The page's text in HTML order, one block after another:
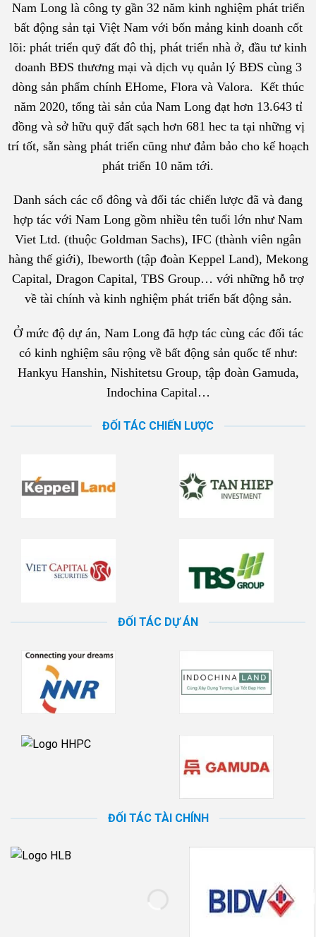
Nam Long là công ty gần 32 năm kinh nghiệm phát triển
bất động sản tại Việt Nam với bốn mảng kinh doanh cốt
lõi: phát triển quỹ đất đô thị, phát triển nhà ở, đầu tư kinh
doanh BĐS thương mại và dịch vụ quản lý BĐS cùng 3
dòng sản phẩm chính EHome, Flora và Valora. Kết thúc
năm 2020, tổng tài sản của Nam Long đạt hơn 13.643 tỉ
đồng và sở hữu quỹ đất sạch hơn 681 hec ta tại những vị
trí tốt, sẵn sàng phát triển cũng như đảm bảo cho kế hoạch
phát triển 10 năm tới.
Danh sách các cổ đông và đối tác chiến lược đã và đang
hợp tác với Nam Long gồm nhiều tên tuổi lớn như Nam
Viet Ltd. (thuộc Goldman Sachs), IFC (thành viên ngân
hàng thế giới), Ibeworth (tập đoàn Keppel Land), Mekong
Capital, Dragon Capital, TBS Group… với những hỗ trợ
về tài chính và kinh nghiệm phát triển bất động sản.
Ở mức độ dự án, Nam Long đã hợp tác cùng các đối tác
có kinh nghiệm sâu rộng về bất động sản quốc tế như:
Hankyu Hanshin, Nishitetsu Group, tập đoàn Gamuda,
Indochina Capital…
ĐỐI TÁC CHIẾN LƯỢC
ĐỐI TÁC DỰ ÁN
ĐỐI TÁC TÀI CHÍNH